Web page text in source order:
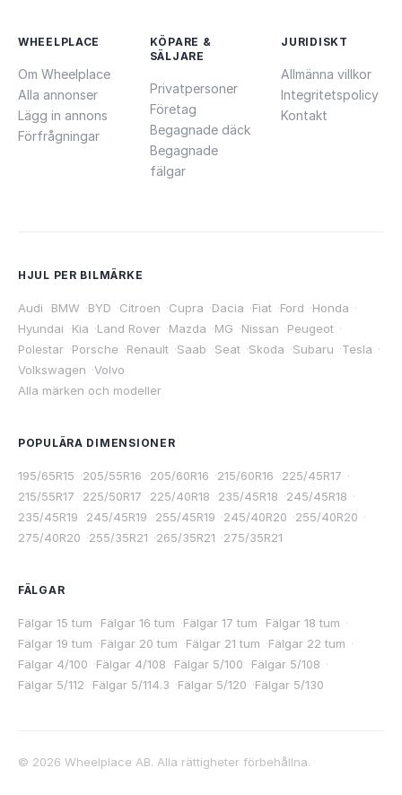
WHEELPLACE
Om Wheelplace
Alla annonser
Lägg in annons
Förfrågningar
KÖPARE &
SÄLJARE
Privatpersoner
Företag
Begagnade däck
Begagnade
fälgar
JURIDISKT
Allmänna villkor
Integritetspolicy
Kontakt
HJUL PER BILMÄRKE
Audi ·BMW ·BYD ·Citroen ·Cupra ·Dacia ·Fiat ·Ford ·Honda ·
Hyundai ·Kia ·Land Rover ·Mazda ·MG ·Nissan ·Peugeot ·
Polestar ·Porsche ·Renault ·Saab ·Seat ·Skoda ·Subaru ·Tesla ·
Volkswagen ·Volvo
Alla märken och modeller
POPULÄRA DIMENSIONER
195/65R15 ·205/55R16 ·205/60R16 ·215/60R16 ·225/45R17 ·
215/55R17 ·225/50R17 ·225/40R18 ·235/45R18 ·245/45R18 ·
235/45R19 ·245/45R19 ·255/45R19 ·245/40R20 ·255/40R20 ·
275/40R20 ·255/35R21 ·265/35R21 ·275/35R21
FÄLGAR
Fälgar 15 tum ·Fälgar 16 tum ·Fälgar 17 tum ·Fälgar 18 tum ·
Fälgar 19 tum ·Fälgar 20 tum ·Fälgar 21 tum ·Fälgar 22 tum ·
Fälgar 4/100 ·Fälgar 4/108 ·Fälgar 5/100 ·Fälgar 5/108 ·
Fälgar 5/112 ·Fälgar 5/114.3 ·Fälgar 5/120 ·Fälgar 5/130
© 2026 Wheelplace AB. Alla rättigheter förbehållna.